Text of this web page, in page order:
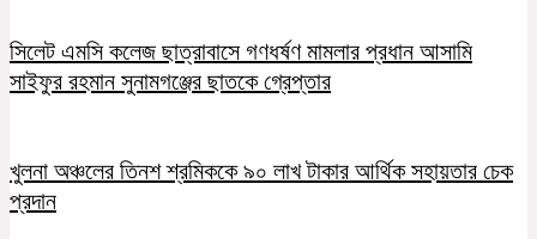
সিলেট এমসি কলেজ ছাত্রাবাসে গণধর্ষণ মামলার প্রধান আসামি
সাইফুর রহমান সুনামগঞ্জের ছাতকে গ্রেপ্তার
খুলনা অঞ্চলের তিনশ শ্রমিককে ৯০ লাখ টাকার আর্থিক সহায়তার চেক
প্রদান